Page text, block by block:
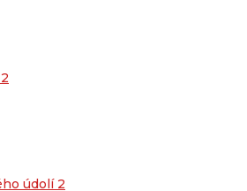
údolí 2